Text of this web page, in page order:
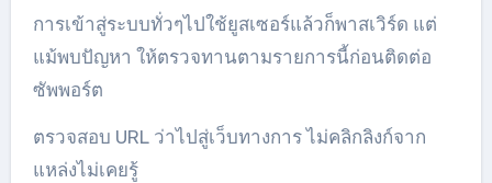
การเข้าสู่ระบบทั่วๆไปใช้ยูสเซอร์แล้วก็พาสเวิร์ด แต่
แม้พบปัญหา ให้ตรวจทานตามรายการนี้ก่อนติดต่อ
ซัพพอร์ต
ตรวจสอบ URL ว่าไปสู่เว็บทางการ ไม่คลิกลิงก์จาก
แหล่งไม่เคยรู้